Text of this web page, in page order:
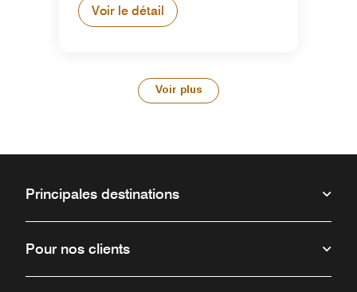
Voir le détail
Voir plus
Principales destinations
Pour nos clients